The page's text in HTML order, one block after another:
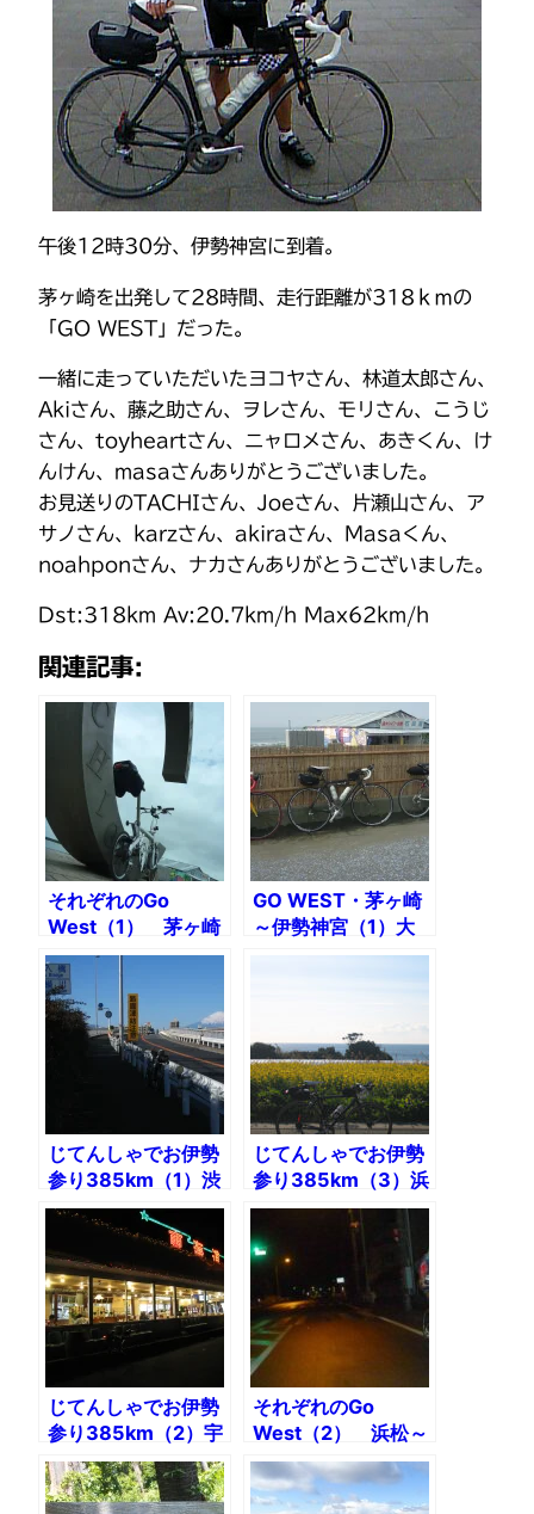
午後12時30分、伊勢神宮に到着。
茅ヶ崎を出発して28時間、走行距離が318ｋｍの
「GO WEST」だった。
一緒に走っていただいたヨコヤさん、林道太郎さん、
Akiさん、藤之助さん、ヲレさん、モリさん、こうじ
さん、toyheartさん、ニャロメさん、あきくん、け
んけん、masaさんありがとうございました。
お見送りのTACHIさん、Joeさん、片瀬山さん、ア
サノさん、karzさん、akiraさん、Masaくん、
noahponさん、ナカさんありがとうございました。
Dst:318km Av:20.7km/h Max62km/h
関連記事:
それぞれのGo
West（1） 茅ヶ崎
～浜松221km
GO WEST・茅ヶ崎
～伊勢神宮（1）大
井川を越えて浜松ま
じてんしゃでお伊勢
参り385km（1）渋
谷〜宇津ノ谷峠
じてんしゃでお伊勢
参り385km（3）浜
松〜渥美半島～伊勢
神宮
じてんしゃでお伊勢
参り385km（2）宇
津ノ谷峠〜浜松
それぞれのGo
West（2） 浜松～
伊勢神宮106km